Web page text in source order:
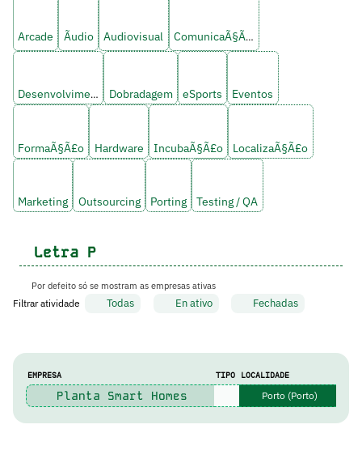
Arcade Ãudio Audiovisual ComunicaÃ§Ã£o
Desenvolvimento Dobradagem eSports Eventos
FormaÃ§Ã£o Hardware IncubaÃ§Ã£o LocalizaÃ§Ã£o
Marketing Outsourcing Porting Testing / QA
Letra P
Por defeito só se mostram as empresas ativas
Filtrar atividade Todas En ativo Fechadas
EMPRESA TIPO LOCALIDADE
Planta Smart Homes Porto (Porto)